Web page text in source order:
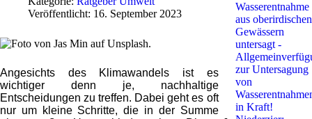
Veröffentlicht: 16. September 2023
Angesichts des Klimawandels ist es
wichtiger denn je, nachhaltige
Entscheidungen zu treffen. Dabei geht es oft
nur um kleine Schritte, die in der Summe
Wasserentnahme
aus oberirdischen
Gewässern
untersagt -
zur Untersagung
von
in Kraft!